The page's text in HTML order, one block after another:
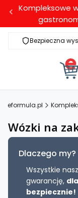
Kompleksowe
Bezpieczna
eformula.pl
Wózki na
Dlaczego my?
Wszystkie
gwarancję,
bezpiecznie!